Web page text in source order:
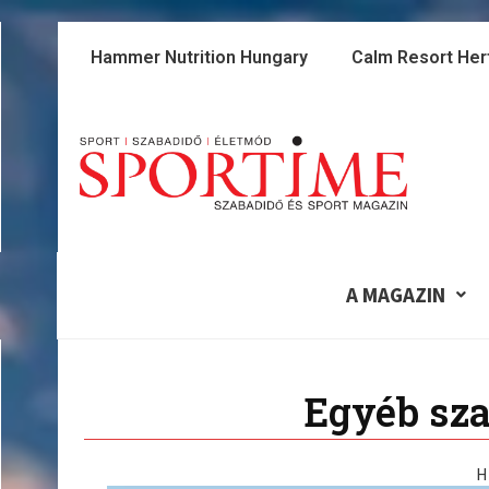
Skip
Hammer Nutrition Hungary Calm Resort
A MAGAZIN
Egyéb